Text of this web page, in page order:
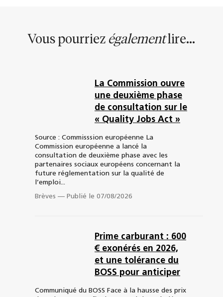
Vous pourriez égalementlire...
La Commission ouvre
une deuxième phase
de consultation sur le
« Quality Jobs Act »
Source : Commisssion européenne La
Commission européenne a lancé la
consultation de deuxième phase avec les
partenaires sociaux européens concernant la
future réglementation sur la qualité de
l’emploi...
Brèves — Publié le 07/08/2026
Prime carburant : 600
€ exonérés en 2026,
et une tolérance du
BOSS pour anticiper
Communiqué du BOSS Face à la hausse des prix